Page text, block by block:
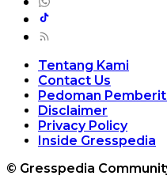
Tentang Kami
Contact Us
Pedoman
Disclaimer
Privacy Policy
Inside Gresspedia
© Gresspedia